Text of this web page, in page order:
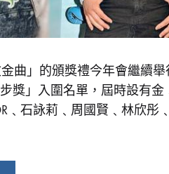
彤
爭
獎〉
曲」的頒獎禮今年會繼續
獎」入圍名單，屆時設有金
石詠莉﹑周國賢﹑林欣